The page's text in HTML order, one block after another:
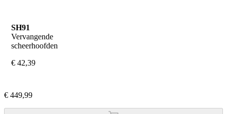
SH91
Vervangende
scheerhoofden
€ 42,39
€ 449,99